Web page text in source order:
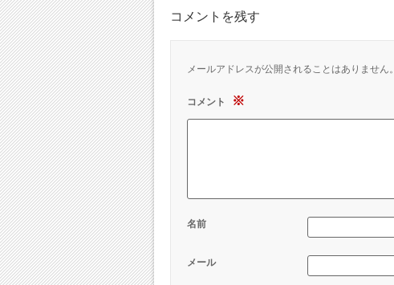
コメントを残す
メールアドレスが公開されることはありません。
コメント ※
名前
メール